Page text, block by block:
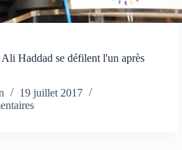
Ali Haddad se défilent l'un après
19 juillet 2017